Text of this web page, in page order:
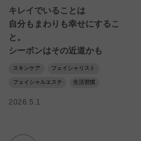
キレイでいることは
自分もまわりも幸せにするこ
と。
シーボンはその近道かも
スキンケア フェイシャリスト
フェイシャルエステ 生活習慣
2026.5.1